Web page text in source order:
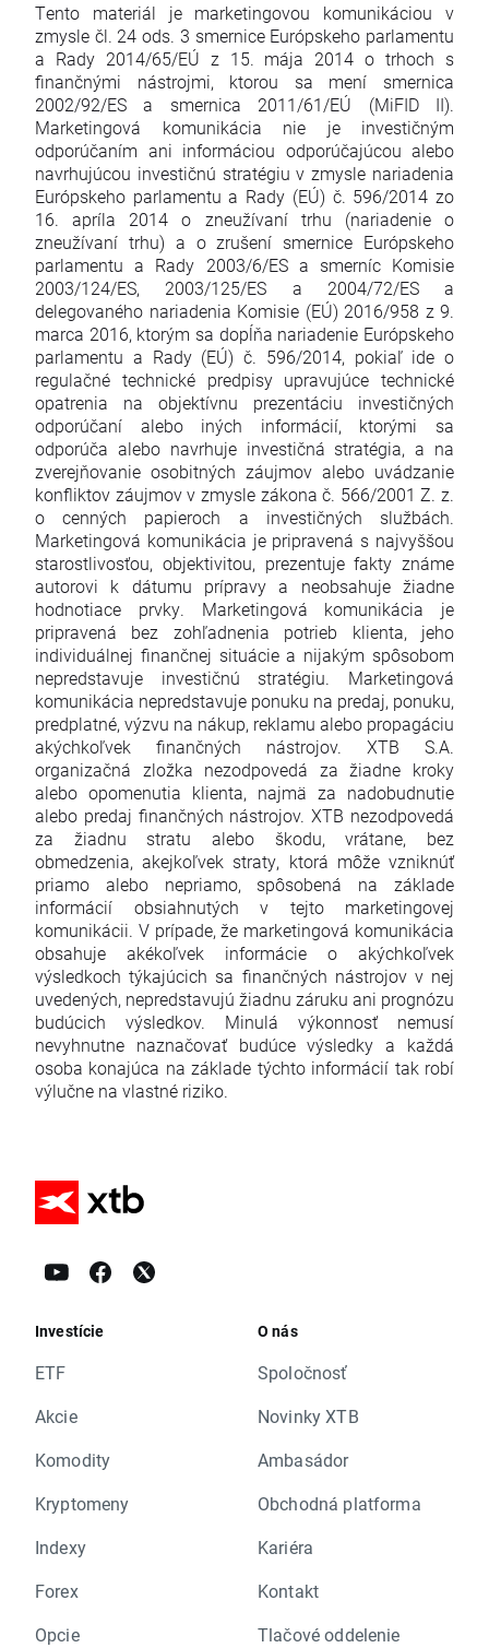
Tento materiál je marketingovou komunikáciou v
zmysle čl. 24 ods. 3 smernice Európskeho parlamentu
a Rady 2014/65/EÚ z 15. mája 2014 o trhoch s
finančnými nástrojmi, ktorou sa mení smernica
2002/92/ES a smernica 2011/61/EÚ (MiFID II).
Marketingová komunikácia nie je investičným
odporúčaním ani informáciou odporúčajúcou alebo
navrhujúcou investičnú stratégiu v zmysle nariadenia
Európskeho parlamentu a Rady (EÚ) č. 596/2014 zo
16. apríla 2014 o zneužívaní trhu (nariadenie o
zneužívaní trhu) a o zrušení smernice Európskeho
parlamentu a Rady 2003/6/ES a smerníc Komisie
2003/124/ES, 2003/125/ES a 2004/72/ES a
delegovaného nariadenia Komisie (EÚ) 2016/958 z 9.
marca 2016, ktorým sa dopĺňa nariadenie Európskeho
parlamentu a Rady (EÚ) č. 596/2014, pokiaľ ide o
regulačné technické predpisy upravujúce technické
opatrenia na objektívnu prezentáciu investičných
odporúčaní alebo iných informácií, ktorými sa
odporúča alebo navrhuje investičná stratégia, a na
zverejňovanie osobitných záujmov alebo uvádzanie
konfliktov záujmov v zmysle zákona č. 566/2001 Z. z.
o cenných papieroch a investičných službách.
Marketingová komunikácia je pripravená s najvyššou
starostlivosťou, objektivitou, prezentuje fakty známe
autorovi k dátumu prípravy a neobsahuje žiadne
hodnotiace prvky. Marketingová komunikácia je
pripravená bez zohľadnenia potrieb klienta, jeho
individuálnej finančnej situácie a nijakým spôsobom
nepredstavuje investičnú stratégiu. Marketingová
komunikácia nepredstavuje ponuku na predaj, ponuku,
predplatné, výzvu na nákup, reklamu alebo propagáciu
akýchkoľvek finančných nástrojov. XTB S.A.
organizačná zložka nezodpovedá za žiadne kroky
alebo opomenutia klienta, najmä za nadobudnutie
alebo predaj finančných nástrojov. XTB nezodpovedá
za žiadnu stratu alebo škodu, vrátane, bez
obmedzenia, akejkoľvek straty, ktorá môže vzniknúť
priamo alebo nepriamo, spôsobená na základe
informácií obsiahnutých v tejto marketingovej
komunikácii. V prípade, že marketingová komunikácia
obsahuje akékoľvek informácie o akýchkoľvek
výsledkoch týkajúcich sa finančných nástrojov v nej
uvedených, nepredstavujú žiadnu záruku ani prognózu
budúcich výsledkov. Minulá výkonnosť nemusí
nevyhnutne naznačovať budúce výsledky a každá
osoba konajúca na základe týchto informácií tak robí
výlučne na vlastné riziko.
Investície
ETF
Akcie
Komodity
Kryptomeny
Indexy
Forex
Opcie
O nás
Spoločnosť
Novinky XTB
Ambasádor
Obchodná platforma
Kariéra
Kontakt
Tlačové oddelenie